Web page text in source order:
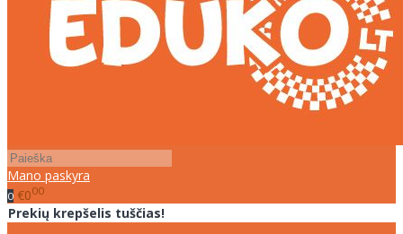
Mano paskyra
0 €000
Prekių krepšelis tuščias!